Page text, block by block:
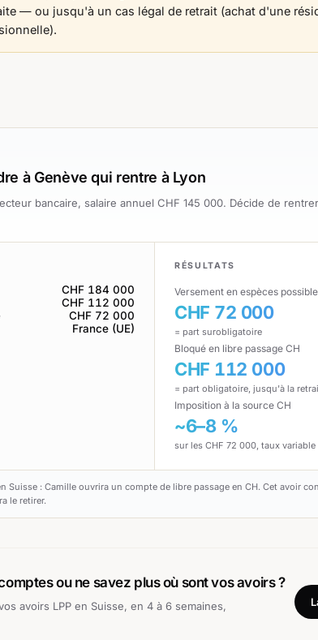
— ou jusqu'à un cas légal de retrait (achat d'une
à Genève qui rentre à Lyon
bancaire, salaire annuel CHF 145 000. Décide de
CHF 184 000
CHF 112 000
CHF 72 000
France (UE)
RÉSULTATS
Versement en espèces possible
CHF 72 000
= part surobligatoire
Bloqué en libre passage CH
CHF 112 000
= part obligatoire, jusqu'à la
Imposition à la source CH
~6–8 %
sur les CHF 72 000, taux
Suisse : Camille ouvrira un compte de libre passage en CH. Cet avoir
le retirer.
ou ne savez plus où sont vos avoirs ?
avoirs LPP en Suisse, en 4 à 6 semaines,